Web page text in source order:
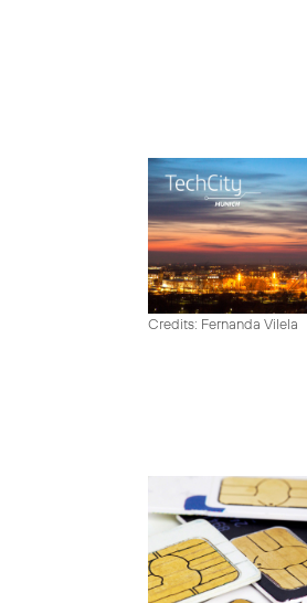
Credits: Fernanda Vilela